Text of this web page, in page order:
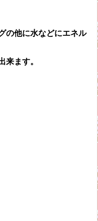
の他に水などにエネル
ます。